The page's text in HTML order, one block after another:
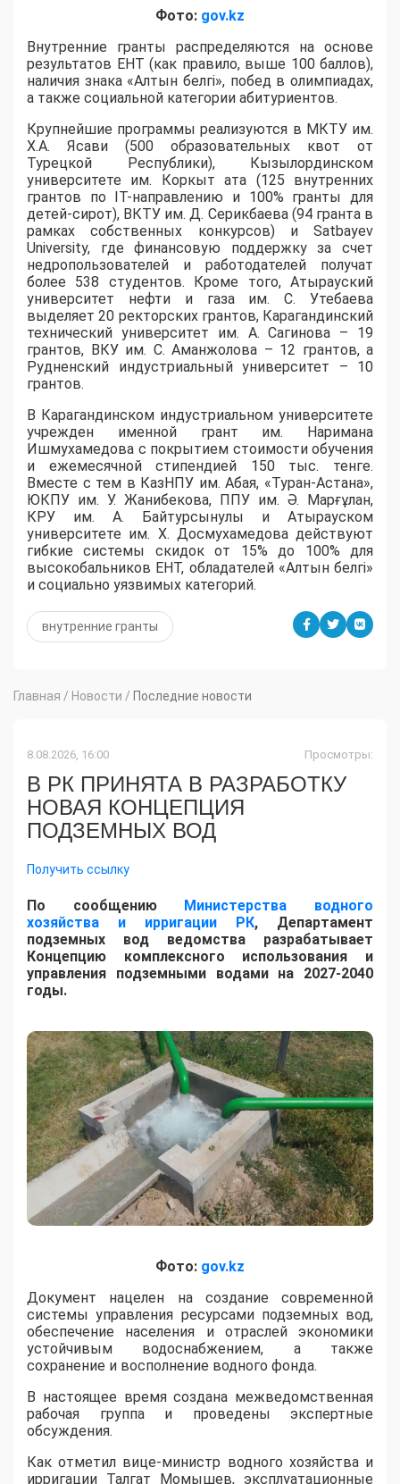
Фото: gov.kz
Внутренние гранты распределяются на основе
результатов ЕНТ (как правило, выше 100 баллов),
наличия знака «Алтын белгі», побед в олимпиадах,
а также социальной категории абитуриентов.
​Крупнейшие программы реализуются в МКТУ им.
Х.А. Ясави (500 образовательных квот от
Турецкой Республики), Кызылординском
университете им. Коркыт ата (125 внутренних
грантов по IT-направлению и 100% гранты для
детей-сирот), ВКТУ им. Д. Серикбаева (94 гранта в
рамках собственных конкурсов) и Satbayev
University, где финансовую поддержку за счет
недропользователей и работодателей получат
более 538 студентов. Кроме того, Атырауский
университет нефти и газа им. С. Утебаева
выделяет 20 ректорских грантов, Карагандинский
технический университет им. А. Сагинова – 19
грантов, ВКУ им. С. Аманжолова – 12 грантов, а
Рудненский индустриальный университет – 10
грантов.
​В Карагандинском индустриальном университете
учрежден именной грант им. Наримана
Ишмухамедова с покрытием стоимости обучения
и ежемесячной стипендией 150 тыс. тенге.
Вместе с тем в КазНПУ им. Абая, «Туран-Астана»,
ЮКПУ им. У. Жанибекова, ППУ им. Ә. Марғұлан,
КРУ им. А. Байтурсынулы и Атырауском
университете им. Х. Досмухамедова действуют
гибкие системы скидок от 15% до 100% для
высокобальников ЕНТ, обладателей «Алтын белгі»
и социально уязвимых категорий.
внутренние гранты
Главная / Новости / Последние новости
8.08.2026, 16:00 Просмотры:
В РК ПРИНЯТА В РАЗРАБОТКУ
НОВАЯ КОНЦЕПЦИЯ
ПОДЗЕМНЫХ ВОД
Получить ссылку
По сообщению Министерства водного
хозяйства и ирригации РК, Департамент
подземных вод ведомства разрабатывает
Концепцию комплексного использования и
управления подземными водами на 2027-2040
годы.
Фото: gov.kz
​Документ нацелен на создание современной
системы управления ресурсами подземных вод,
обеспечение населения и отраслей экономики
устойчивым водоснабжением, а также
сохранение и восполнение водного фонда.
В настоящее время создана межведомственная
рабочая группа и проведены экспертные
обсуждения.
Как отметил вице-министр водного хозяйства и
ирригации Талгат Момышев, эксплуатационные